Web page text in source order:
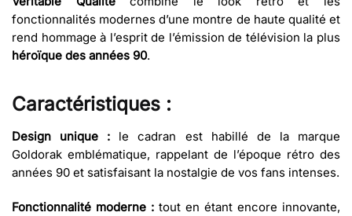
fonctionnalités modernes d’une montre de haute qualité et
rend hommage à l’esprit de l’émission de télévision la plus
héroïque des années 90.
Caractéristiques :
Design unique : le cadran est habillé de la marque
Goldorak emblématique, rappelant de l’époque rétro des
années 90 et satisfaisant la nostalgie de vos fans intenses.
Fonctionnalité moderne : tout en étant encore innovante,